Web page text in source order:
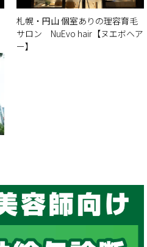
札幌・円山 個室ありの理容育毛
サロン NuEvo hair【ヌエボヘア
ー】